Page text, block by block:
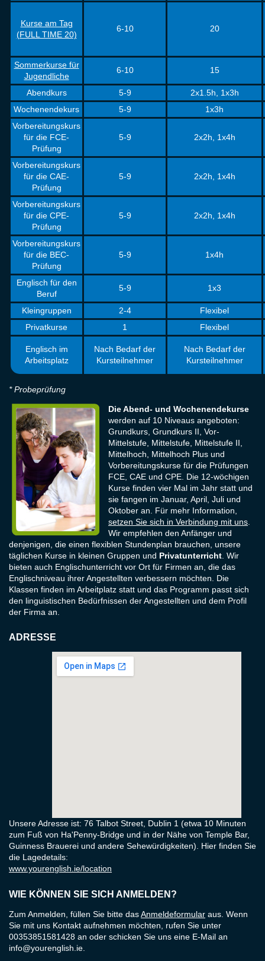
Kurse am Tag
(FULL TIME 20)
6-10 20
Sommerkurse für
Jugendliche
6-10 15
Abendkurs 5-9
2x1.5h, 1x3h
Wochenendekurs
5-9
1x3h
Vorbereitungskurs
für die FCE-
Prüfung
5-9 2x2h, 1x4h
Vorbereitungskurs
für die CAE-
Prüfung
5-9 2x2h, 1x4h
Vorbereitungskurs
für die CPE-
Prüfung
5-9 2x2h, 1x4h
Vorbereitungskurs
für die BEC-
Prüfung
5-9 1x4h
Englisch für den
Beruf
5-9 1x3
Kleingruppen 2-4
Flexibel
Privatkurse
1 Flexibel
Englisch im
Arbeitsplatz
Nach Bedarf der
Kursteilnehmer
Nach Bedarf der
Kursteilnehmer
* Probeprüfung
Die Abend- und Wochenendekurse
werden auf 10 Niveaus angeboten:
Grundkurs, Grundkurs II, Vor-
Mittelstufe, Mittelstufe, Mittelstufe II,
Mittelhoch, Mittelhoch Plus und
Vorbereitungskurse für die Prüfungen
FCE, CAE und CPE. Die 12-wöchigen
Kurse finden vier Mal im Jahr statt und
sie fangen im Januar, April, Juli und
Oktober an. Für mehr Information,
setzen Sie sich in Verbindung mit uns
Wir empfehlen den Anfänger und
denjenigen, die einen flexiblen Stundenplan brauchen, unsere
täglichen Kurse in kleinen Gruppen und Privatunterricht . Wir
bieten auch Englischunterricht vor Ort für Firmen an, die das
Englischniveau ihrer Angestellten verbessern möchten. Die
Klassen finden im Arbeitplatz statt und das Programm passt sich
den linguistischen Bedürfnissen der Angestellten und dem Profil
der Firma an.
ADRESSE
Unsere Adresse ist: 76 Talbot Street, Dublin 1 (etwa 10 Minuten
zum Fuß von Ha'Penny-Bridge und in der Nähe von Temple Bar,
Guinness Brauerei und andere Sehewürdigkeiten). Hier finden Sie
die Lagedetails:
www.yourenglish.ie/location
WIE KÖNNEN SIE SICH ANMELDEN?
Zum Anmelden, füllen Sie bitte das Anmeldeformular aus. Wenn
Sie mit uns Kontakt aufnehmen möchten, rufen Sie unter
00353851581428 an oder schicken Sie uns eine E-Mail an
info@yourenglish.ie.